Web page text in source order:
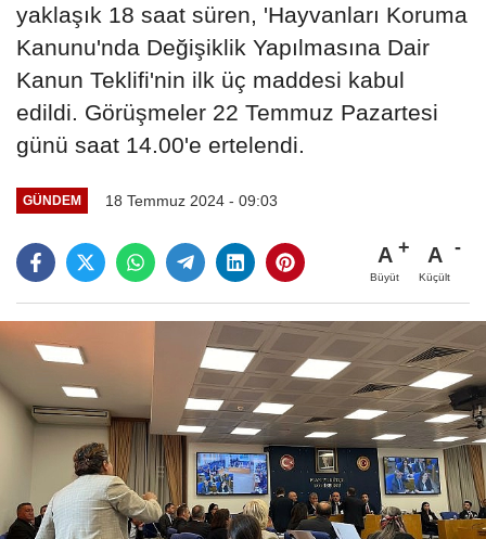
yaklaşık 18 saat süren, 'Hayvanları Koruma
Kanunu'nda Değişiklik Yapılmasına Dair
Kanun Teklifi'nin ilk üç maddesi kabul
edildi. Görüşmeler 22 Temmuz Pazartesi
günü saat 14.00'e ertelendi.
GÜNDEM 18 Temmuz 2024 - 09:03
A
Büyüt
A
Küçült